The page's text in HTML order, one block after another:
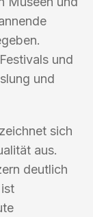
und
und
sich
aus.
deutlich